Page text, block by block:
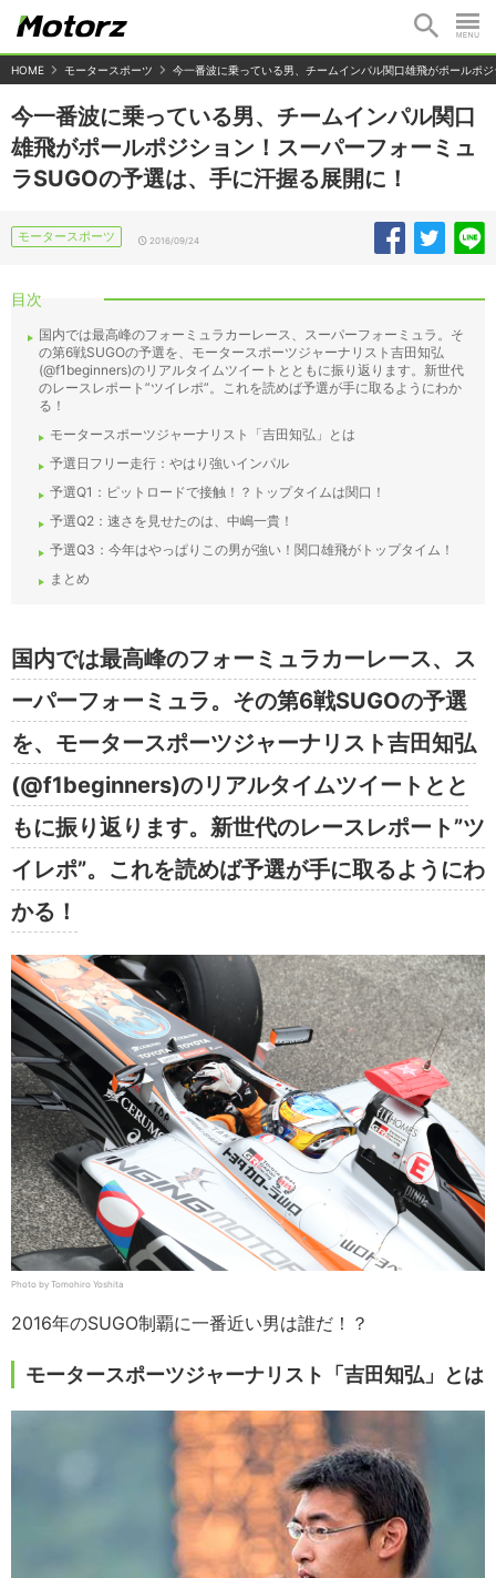
HOME モータースポーツ 今一番波に乗っている男、チームインパル関口雄飛がポールポ
今一番波に乗っている男、チームインパル関口
雄飛がポールポジション！スーパーフォーミュ
ラSUGOの予選は、手に汗握る展開に！
モータースポーツ 2016/09/24
目次
国内では最高峰のフォーミュラカーレース、スーパーフォーミュラ。そ
の第6戦SUGOの予選を、モータースポーツジャーナリスト吉田知弘
(@f1beginners)のリアルタイムツイートとともに振り返ります。新世代
のレースレポート”ツイレポ”。これを読めば予選が手に取るようにわか
る！
モータースポーツジャーナリスト「吉田知弘」とは
予選日フリー走行：やはり強いインパル
予選Q1：ピットロードで接触！？トップタイムは関口！
予選Q2：速さを見せたのは、中嶋一貴！
予選Q3：今年はやっぱりこの男が強い！関口雄飛がトップタイム！
まとめ
国内では最高峰のフォーミュラカーレース、ス
ーパーフォーミュラ。その第6戦SUGOの予選
を、モータースポーツジャーナリスト吉田知弘
(@f1beginners)のリアルタイムツイートとと
もに振り返ります。新世代のレースレポート”ツ
イレポ”。これを読めば予選が手に取るようにわ
かる！
Photo by Tomohiro Yoshita
2016年のSUGO制覇に一番近い男は誰だ！？
モータースポーツジャーナリスト「吉田知弘」とは